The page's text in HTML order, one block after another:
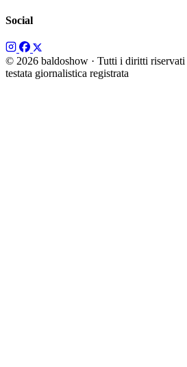
Social
© 2026 baldoshow · Tutti i diritti riservati
testata giornalistica registrata